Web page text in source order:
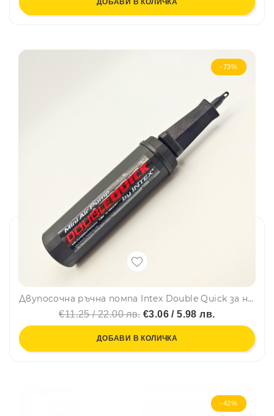
ДОБАВИ В КОЛИЧКА
-73%
Двупосочна ръчна помпа Intex Double Quick за надуваеми дюшеци и пояси
€11.25 / 22.00 лв.€3.06 / 5.98 лв.
ДОБАВИ В КОЛИЧКА
-42%